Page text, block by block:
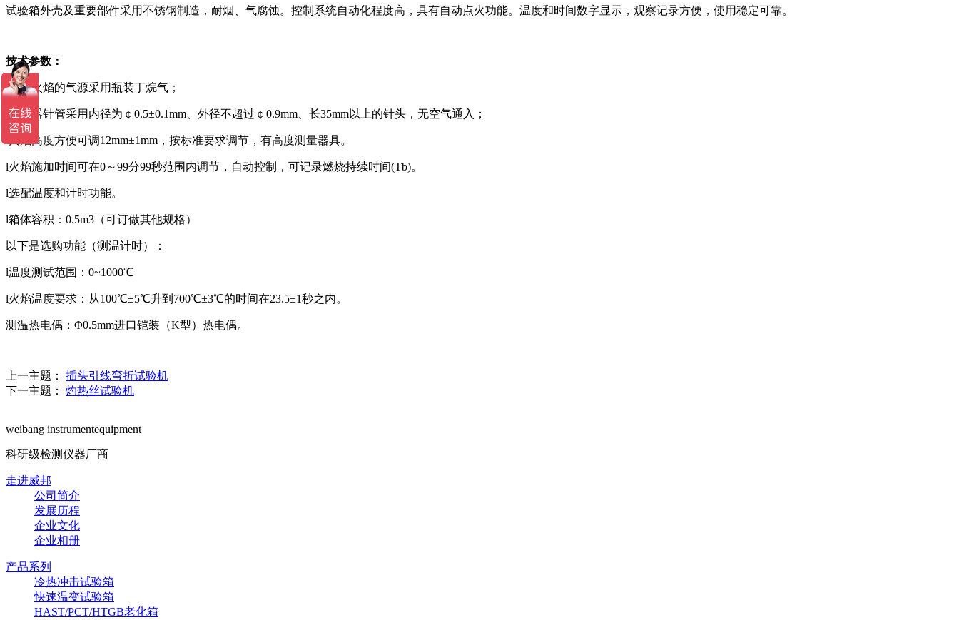
试验箱外壳及重要部件采用不锈钢制造，耐烟、气腐蚀。控制系统自动化程度高，具有自动点火功能。温度和时间数字显示，观察记录方便，使用稳定可靠。
技术参数：
l试验火焰的气源采用瓶装丁烷气；
l燃烧器针管采用内径为￠0.5±0.1mm、外径不超过￠0.9mm、长35mm以上的针头，无空气通入；
l火焰高度方便可调12mm±1mm，按标准要求调节，有高度测量器具。
l火焰施加时间可在0～99分99秒范围内调节，自动控制，可记录燃烧持续时间(Tb)。
l选配温度和计时功能。
l箱体容积：0.5m3（可订做其他规格）
以下是选购功能（测温计时）：
l温度测试范围：0~1000℃
l火焰温度要求：从100℃±5℃升到700℃±3℃的时间在23.5±1秒之内。
测温热电偶：Φ0.5mm进口铠装（K型）热电偶。
上一主题： 插头引线弯折试验机
下一主题： 灼热丝试验机
weibang instrumentequipment
科研级检测仪器厂商
走进威邦
公司简介
发展历程
企业文化
企业相册
产品系列
冷热冲击试验箱
快速温变试验箱
HAST/PCT/HTGB老化箱